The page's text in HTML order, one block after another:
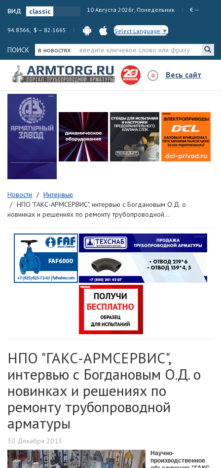
вид 10 Августа 2026г, Понедельник € —
94.8366, $ — 82.1665 Select Language ▼
ПОИСК в новостях
Весь сайт
Новости
Интервью
НПО "ГАКС-АРМСЕРВИС", интервью с Богдановым О.Д. о
новинках и решениях по ремонту трубопроводной...
НПО "ГАКС-АРМСЕРВИС",
интервью с Богдановым О.Д. о
новинках и решениях по
ремонту трубопроводной
арматуры
30 Декабря 2013
Научно-
производственное